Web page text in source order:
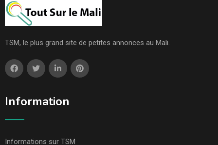
TSM, le plus grand site de petites annonces au Mali.
Information
Informations sur TSM